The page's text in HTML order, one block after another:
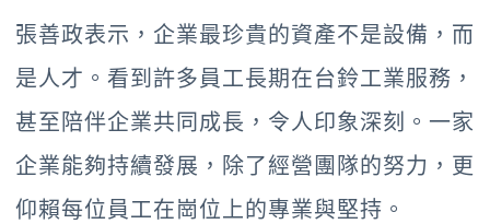
張善政表示，企業最珍貴的資產不是設備，而
是人才。看到許多員工長期在台鈴工業服務，
甚至陪伴企業共同成長，令人印象深刻。一家
企業能夠持續發展，除了經營團隊的努力，更
仰賴每位員工在崗位上的專業與堅持。